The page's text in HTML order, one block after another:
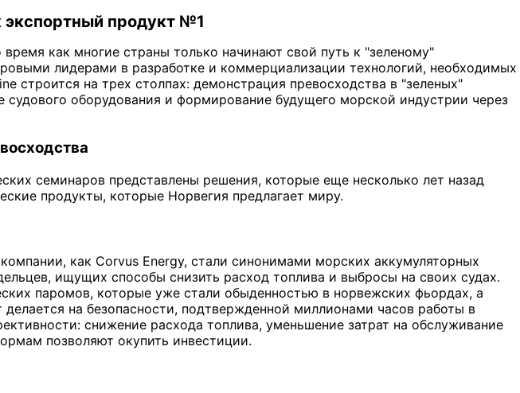
продукт №1
как многие страны только начинают свой путь к "зеленому"
лидерами в разработке и коммерциализации технологий, необходимых
строится на трех столпах: демонстрация превосходства в "зеленых"
судового оборудования и формирование будущего морской индустрии через
семинаров представлены решения, которые еще несколько лет назад
продукты, которые Норвегия предлагает миру.
как Corvus Energy, стали синонимами морских аккумуляторных
ищущих способы снизить расход топлива и выбросы на своих судах.
паромов, которые уже стали обыденностью в норвежских фьордах, а
на безопасности, подтвержденной миллионами часов работы в
снижение расхода топлива, уменьшение затрат на обслуживание
позволяют окупить инвестиции.